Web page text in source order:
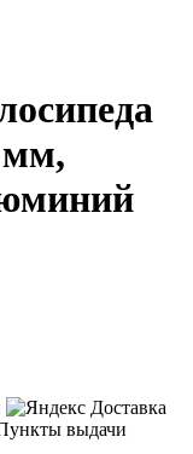
мм,
выдачи